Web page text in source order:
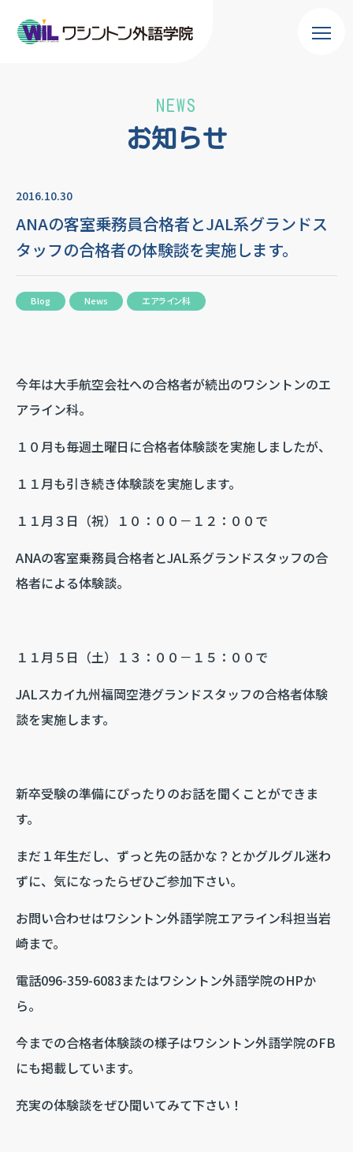
お知らせ
NEWS
2016.10.30
ANAの客室乗務員合格者とJAL系グランドス
タッフの合格者の体験談を実施します。
Blog News エアライン科
今年は大手航空会社への合格者が続出のワシントンのエ
アライン科。
１０月も毎週土曜日に合格者体験談を実施しましたが、
１１月も引き続き体験談を実施します。
１１月３日（祝）１０：００－１２：００で
ANAの客室乗務員合格者とJAL系グランドスタッフの合
格者による体験談。
１１月５日（土）１３：００－１５：００で
JALスカイ九州福岡空港グランドスタッフの合格者体験
談を実施します。
新卒受験の準備にぴったりのお話を聞くことができま
す。
まだ１年生だし、ずっと先の話かな？とかグルグル迷わ
ずに、気になったらぜひご参加下さい。
お問い合わせはワシントン外語学院エアライン科担当岩
崎まで。
電話096-359-6083またはワシントン外語学院のHPか
ら。
今までの合格者体験談の様子はワシントン外語学院のFB
にも掲載しています。
充実の体験談をぜひ聞いてみて下さい！